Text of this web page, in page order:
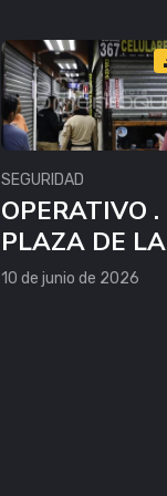
SEGURIDAD
OPERATIVO .
PLAZA DE LA
TECNOLOGÍA
10 de junio de 2026